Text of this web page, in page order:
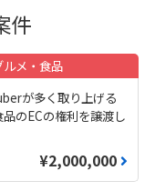
件
ルメ・食品
が多く取り上げる
のECの権利を譲渡し
¥2,000,000